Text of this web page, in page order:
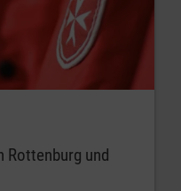
Rottenburg und